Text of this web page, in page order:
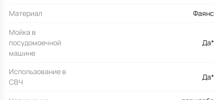
Материал
Фаянс
Мойка в
посудомоечной
машине
Да*
Использование в
СВЧ
Да*